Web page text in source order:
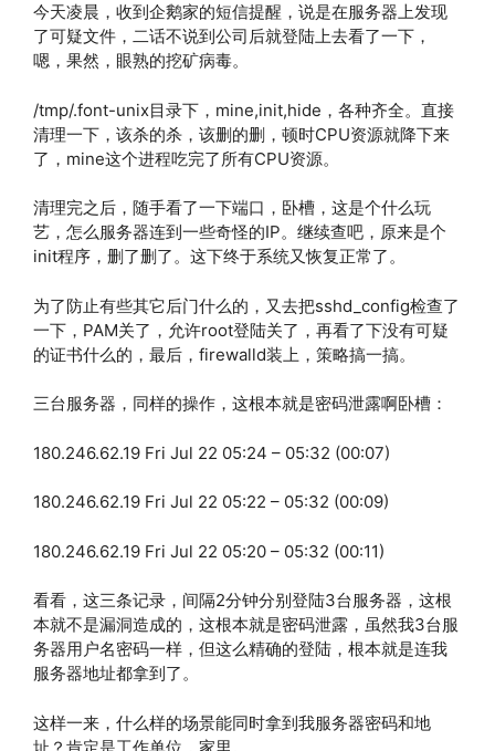
今天凌晨，收到企鹅家的短信提醒，说是在服务器上发现
了可疑文件，二话不说到公司后就登陆上去看了一下，
嗯，果然，眼熟的挖矿病毒。
/tmp/.font-unix目录下，mine,init,hide，各种齐全。直接
清理一下，该杀的杀，该删的删，顿时CPU资源就降下来
了，mine这个进程吃完了所有CPU资源。
清理完之后，随手看了一下端口，卧槽，这是个什么玩
艺，怎么服务器连到一些奇怪的IP。继续查吧，原来是个
init程序，删了删了。这下终于系统又恢复正常了。
为了防止有些其它后门什么的，又去把sshd_config检查了
一下，PAM关了，允许root登陆关了，再看了下没有可疑
的证书什么的，最后，firewalld装上，策略搞一搞。
三台服务器，同样的操作，这根本就是密码泄露啊卧槽：
180.246.62.19 Fri Jul 22 05:24 – 05:32 (00:07)
180.246.62.19 Fri Jul 22 05:22 – 05:32 (00:09)
180.246.62.19 Fri Jul 22 05:20 – 05:32 (00:11)
看看，这三条记录，间隔2分钟分别登陆3台服务器，这根
本就不是漏洞造成的，这根本就是密码泄露，虽然我3台服
务器用户名密码一样，但这么精确的登陆，根本就是连我
服务器地址都拿到了。
这样一来，什么样的场景能同时拿到我服务器密码和地
址？肯定是工作单位，家里。